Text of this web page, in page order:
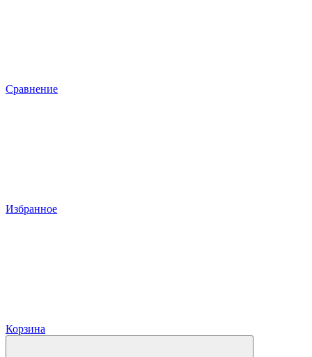
Сравнение
Избранное
Корзина